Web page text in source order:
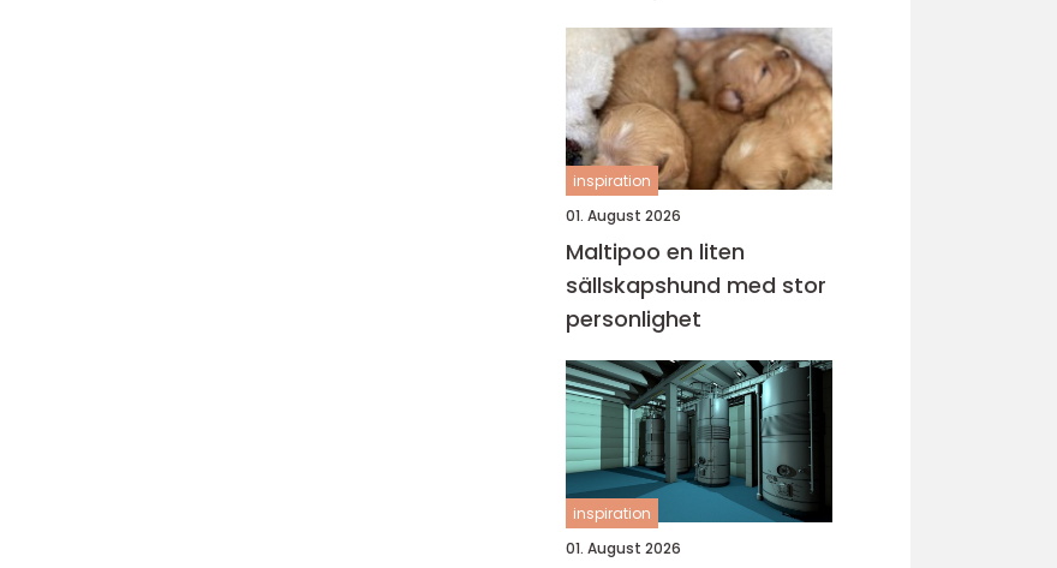
inspiration
01. August 2026
Maltipoo en liten
sällskapshund med stor
personlighet
inspiration
01. August 2026